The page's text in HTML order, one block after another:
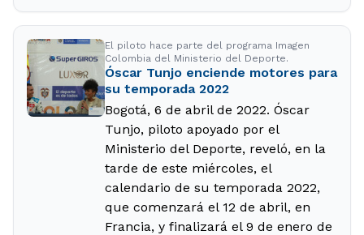
El piloto hace parte del programa Imagen
Colombia del Ministerio del Deporte.
Óscar Tunjo enciende motores para
su temporada 2022
Bogotá, 6 de abril de 2022. Óscar
Tunjo, piloto apoyado por el
Ministerio del Deporte, reveló, en la
tarde de este miércoles, el
calendario de su temporada 2022,
que comenzará el 12 de abril, en
Francia, y finalizará el 9 de enero de